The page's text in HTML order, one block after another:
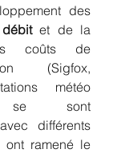
des
et de la
coûts de
(Sigfox,
météo
se sont
différents
ont ramené le